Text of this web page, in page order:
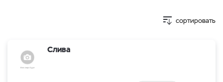
сортировать
Слива